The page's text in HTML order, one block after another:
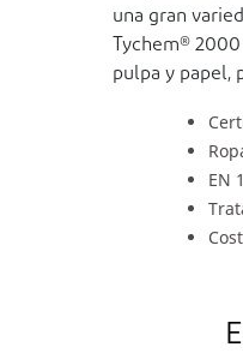
una gran
Tychem®
pulpa y papel,
EN